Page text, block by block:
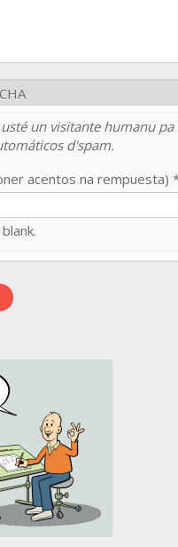
un visitante humanu pa
d'spam.
acentos na rempuesta)